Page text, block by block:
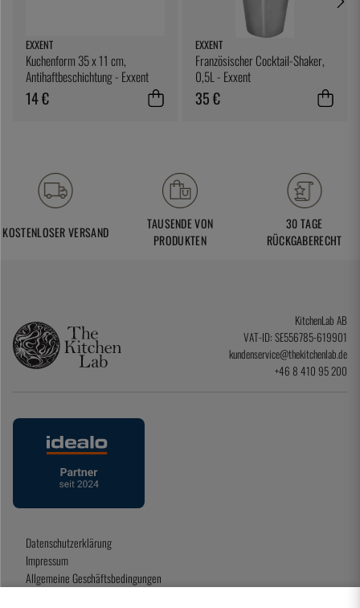
EXXENT
Kuchenform 35 x 11 cm,
Antihaftbeschichtung - Exxent
14 €
EXXENT
Französischer Cocktail-Shaker,
0,5L - Exxent
35 €
KOSTENLOSER VERSAND
TAUSENDE VON
PRODUKTEN
30 TAGE
RÜCKGABERECHT
KitchenLab AB
VAT-ID: SE556785-619901
kundenservice@thekitchenlab.de
+46 8 410 95 200
Datenschutzerklärung
Impressum
Allgemeine Geschäftsbedingungen